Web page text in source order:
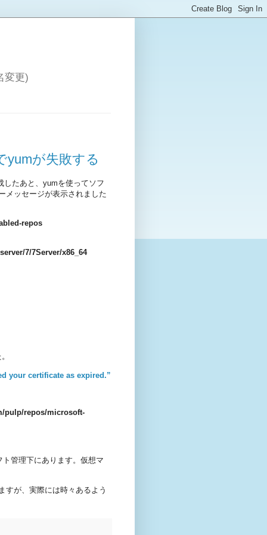
変更)
yumが失敗する
したあと、yumを使ってソフ
メッセージが表示されました
repos
7/7Server/x86_64
your certificate as expired.”
pulp/repos/microsoft-
管理下にあります。仮想マ
すが、実際には時々あるよう